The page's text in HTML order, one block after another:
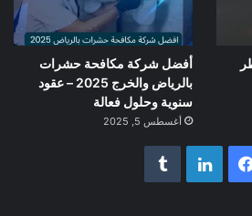
أفضل شركة مكافحة حشرات
بالرياض والخرج 2025 – عقود
سنوية وحلول فعالة
أغسطس 5, 2025
فيسبوكلينكدإن
‏Tumblr